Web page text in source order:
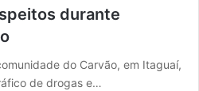
durante
do Carvão, em Itaguaí,
de drogas e…